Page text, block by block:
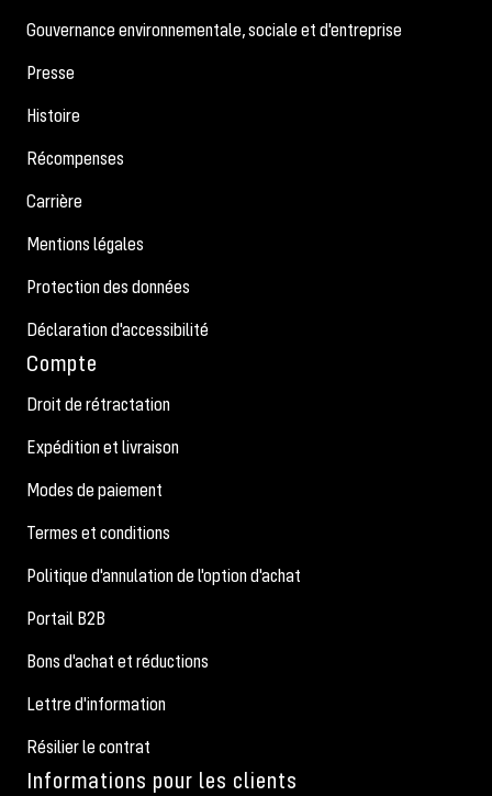
Gouvernance environnementale, sociale et d'entreprise
Presse
Histoire
Récompenses
Carrière
Mentions légales
Protection des données
Déclaration d'accessibilité
Compte
Droit de rétractation
Expédition et livraison
Modes de paiement
Termes et conditions
Politique d'annulation de l'option d'achat
Portail B2B
Bons d'achat et réductions
Lettre d'information
Résilier le contrat
Informations pour les clients